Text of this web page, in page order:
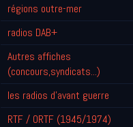
régions outre-mer
radios DAB+
Autres affiches
(concours,syndicats...)
les radios d'avant guerre
RTF / ORTF (1945/1974)